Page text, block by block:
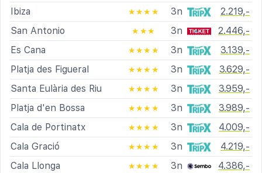
Ibiza ★★★★ 3n
2.219,-
San Antonio
★★★ 3n
2.446,-
Es Cana
★★★★ 3n
3.139,-
Platja des Figueral
★★★★ 3n
3.629,-
Santa Eulària des Riu
★★★★ 3n
3.959,-
Platja d'en Bossa
★★★★ 3n
3.989,-
Cala de Portinatx
★★★★ 3n
4.009,-
Cala Gració
★★★★ 3n
4.219,-
Cala Llonga
★★★★ 3n
4.386,-